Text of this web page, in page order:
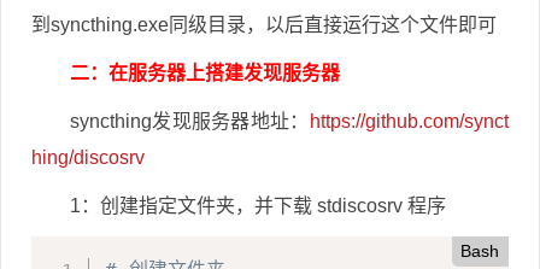
到syncthing.exe同级目录，以后直接运行这个文件即可
二：在服务器上搭建发现服务器
syncthing发现服务器地址：
https://github.com/synct
hing/discosrv
1：创建指定文件夹，并下载 stdiscosrv 程序
Bash